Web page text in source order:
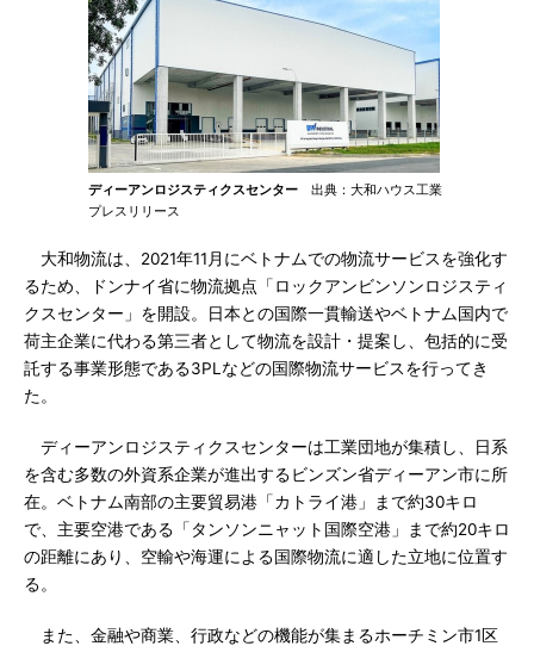
ディーアンロジスティクスセンター 出典：大和ハウス工業
プレスリリース
大和物流は、2021年11月にベトナムでの物流サービスを強化す
るため、ドンナイ省に物流拠点「ロックアンビンソンロジスティ
クスセンター」を開設。日本との国際一貫輸送やベトナム国内で
荷主企業に代わる第三者として物流を設計・提案し、包括的に受
託する事業形態である3PLなどの国際物流サービスを行ってき
た。
ディーアンロジスティクスセンターは工業団地が集積し、日系
を含む多数の外資系企業が進出するビンズン省ディーアン市に所
在。ベトナム南部の主要貿易港「カトライ港」まで約30キロ
で、主要空港である「タンソンニャット国際空港」まで約20キロ
の距離にあり、空輸や海運による国際物流に適した立地に位置す
る。
また、金融や商業、行政などの機能が集まるホーチミン市1区